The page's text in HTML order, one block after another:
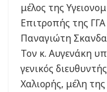
μέλος της
Επιτροπής της
Παναγιώτη
Τον κ. Αυγενάκη
γενικός
Χαλιορής, μέλη